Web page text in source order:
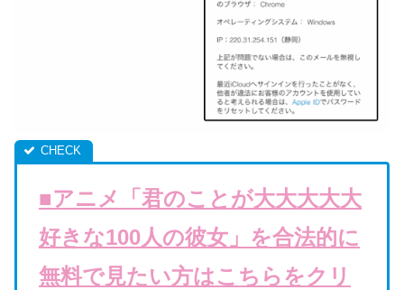
■アニメ「君のことが大大大大大
好きな100人の彼女」を合法的に
無料で見たい方はこちらをクリ